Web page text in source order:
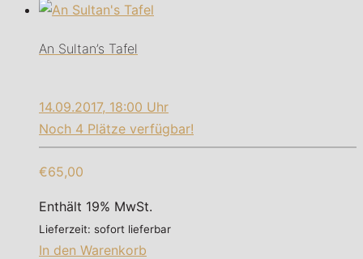
An Sultan’s Tafel
14.09.2017, 18:00 Uhr
Noch 4 Plätze verfügbar!
€65,00
Enthält 19% MwSt.
Lieferzeit: sofort lieferbar
In den Warenkorb